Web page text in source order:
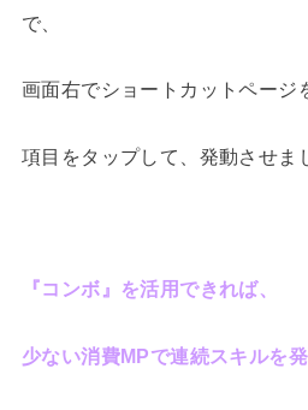
で、
画面右でショートカットページ
項目をタップして、発動させま
『コンボ』を活用できれば、
少ない消費MPで連続スキルを